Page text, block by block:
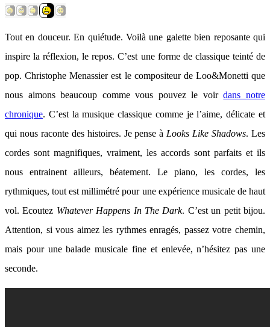
Tout en douceur. En quiétude. Voilà une galette bien reposante qui
inspire la réflexion, le repos. C’est une forme de classique teinté de
pop. Christophe Menassier est le compositeur de Loo&Monetti que
nous aimons beaucoup comme vous pouvez le voirdans notre
chronique. C’est la musique classique comme je l’aime, délicate et
qui nous raconte des histoires. Je pense à Looks Like Shadows. Les
cordes sont magnifiques, vraiment, les accords sont parfaits et ils
nous entrainent ailleurs, béatement. Le piano, les cordes, les
rythmiques, tout est millimétré pour une expérience musicale de haut
vol. Ecoutez Whatever Happens In The Dark. C’est un petit bijou.
Attention, si vous aimez les rythmes enragés, passez votre chemin,
mais pour une balade musicale fine et enlevée, n’hésitez pas une
seconde.